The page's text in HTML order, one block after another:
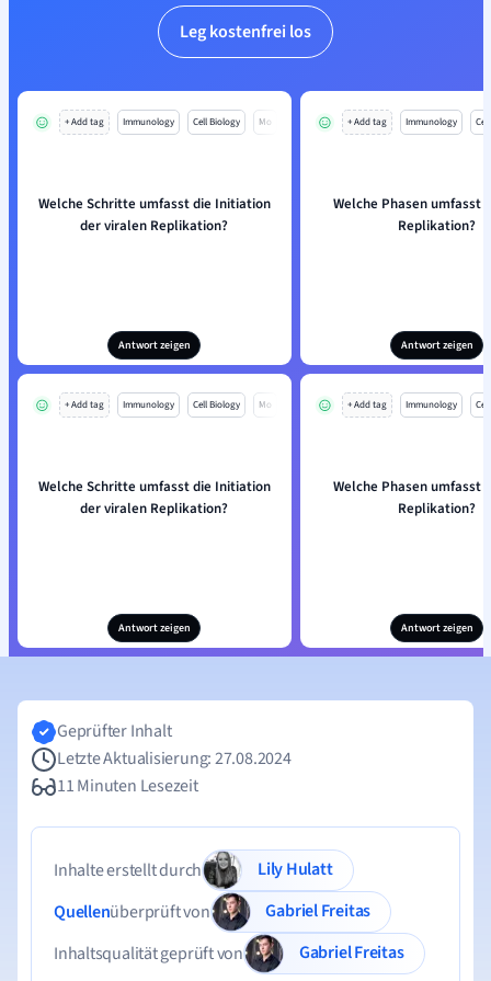
Leg kostenfrei los
+ Add tag Immunology Cell Biology Mo
Welche Schritte umfasst die Initiation
der viralen Replikation?
Antwort zeigen
+ Add tag Immunology
Welche Phasen umfasst
Replikation?
Antwort zeigen
+ Add tag Immunology Cell Biology Mo
Welche Schritte umfasst die Initiation
der viralen Replikation?
Antwort zeigen
+ Add tag Immunology
Welche Phasen umfasst
Replikation?
Antwort zeigen
Geprüfter Inhalt
Letzte Aktualisierung: 27.08.2024
11 Minuten Lesezeit
Inhalte erstellt durch
Lily Hulatt
Quellenüberprüft von
Gabriel Freitas
Inhaltsqualität geprüft von
Gabriel Freitas